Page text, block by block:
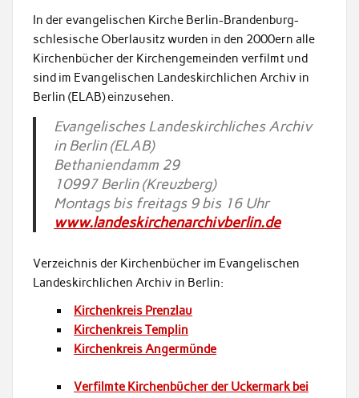
In der evangelischen Kirche Berlin-Brandenburg-
schlesische Oberlausitz wurden in den 2000ern alle
Kirchenbücher der Kirchengemeinden verfilmt und
sind im Evangelischen Landeskirchlichen Archiv in
Berlin (ELAB) einzusehen.
Evangelisches Landeskirchliches Archiv
in Berlin (ELAB)
Bethaniendamm 29
10997 Berlin (Kreuzberg)
Montags bis freitags 9 bis 16 Uhr
www.landeskirchenarchivberlin.de
Verzeichnis der Kirchenbücher im Evangelischen
Landeskirchlichen Archiv in Berlin:
Kirchenkreis Prenzlau
Kirchenkreis Templin
Kirchenkreis Angermünde
Verfilmte Kirchenbücher der Uckermark bei